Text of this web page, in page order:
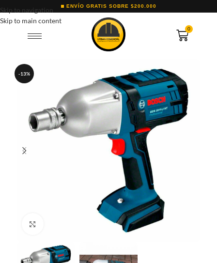
Skip to navigation
Skip to main content
ENVÍO GRATIS SOBRE $200.000
0
-13%